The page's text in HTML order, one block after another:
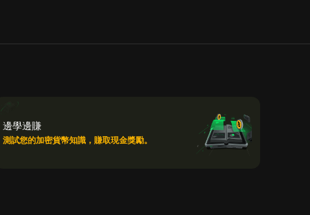
邊學邊賺
測試您的加密貨幣知識，賺取現金獎勵。